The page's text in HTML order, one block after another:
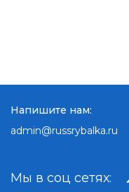
Мы в соц сетях:
Напишите нам:
admin@russrybalka.ru